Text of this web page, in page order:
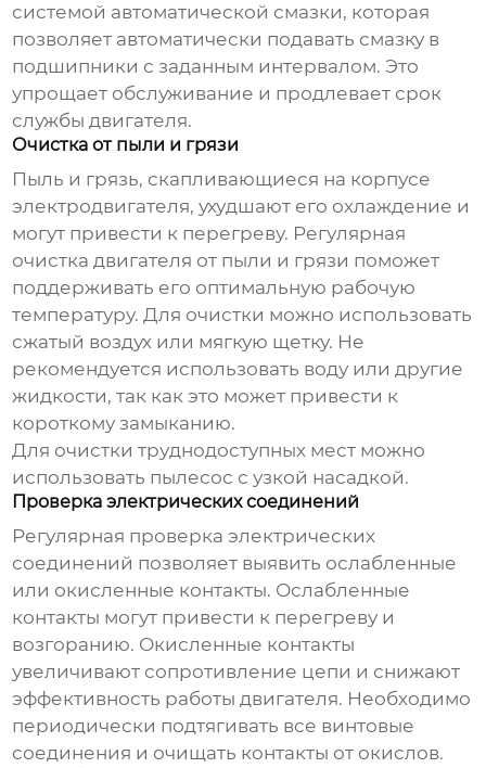
системой автоматической смазки, которая
позволяет автоматически подавать смазку в
подшипники с заданным интервалом. Это
упрощает обслуживание и продлевает срок
службыдвигателя.
Очистка от пыли и грязи
Пыль и грязь, скапливающиеся на корпусе
электродвигателя, ухудшают его охлаждение и
могут привести к перегреву. Регулярная
очисткадвигателя от пыли и грязи поможет
поддерживать его оптимальную рабочую
температуру. Для очистки можно использовать
сжатый воздух или мягкую щетку. Не
рекомендуется использовать воду или другие
жидкости, так как это может привести к
короткому замыканию.
Для очистки труднодоступных мест можно
использовать пылесос с узкой насадкой.
Проверка электрических соединений
Регулярная проверка электрических
соединений позволяет выявить ослабленные
или окисленные контакты. Ослабленные
контакты могут привести к перегреву и
возгоранию. Окисленные контакты
увеличивают сопротивление цепи и снижают
эффективность работыдвигателя. Необходимо
периодически подтягивать все винтовые
соединения и очищать контакты от окислов.